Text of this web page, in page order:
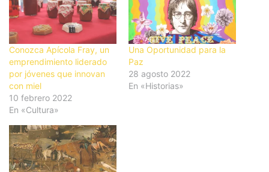
Conozca Apícola Fray, un
emprendimiento liderado
por jóvenes que innovan
con miel
10 febrero 2022
En «Cultura»
Una Oportunidad para la
Paz
28 agosto 2022
En «Historias»